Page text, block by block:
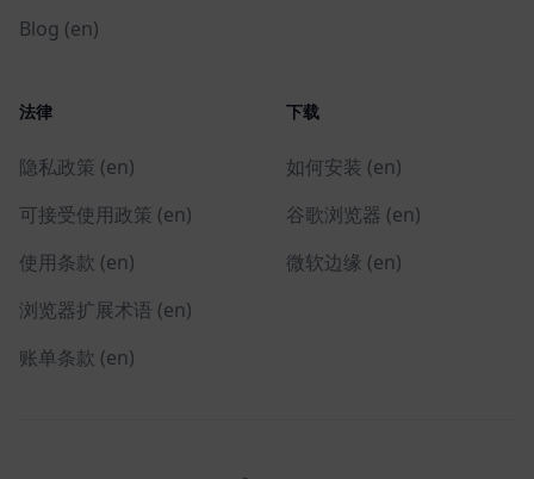
Blog (en)
法律
隐私政策 (en)
可接受使用政策 (en)
使用条款 (en)
浏览器扩展术语 (en)
账单条款 (en)
下载
如何安装 (en)
谷歌浏览器 (en)
微软边缘 (en)